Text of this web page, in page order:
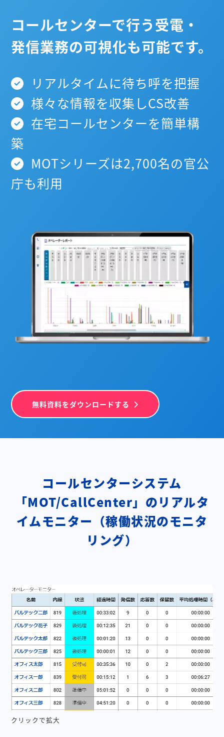
コールセンターで行う受電・
発信業務の可視化も可能です。
リアルタイムに待ち呼を把握
様々な情報を収集しCS改善
在宅コールセンターを簡単構
築
MOTシリーズは2,700名の官公
庁も利用
無料資料をダウンロードする
コールセンターシステム
「MOT/CallCenter」のリアルタ
イムモニター（稼働状況のモニタ
リング）
クリックで拡大